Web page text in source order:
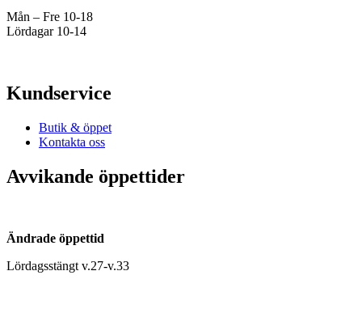
Mån – Fre 10-18
Lördagar 10-14
Kundservice
Butik & öppet
Kontakta oss
Avvikande öppettider
Ändrade öppettid
Lördagsstängt v.27-v.33